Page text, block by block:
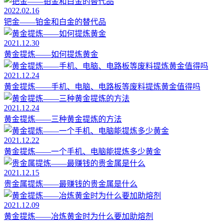
2022.02.16
钯金——铂金和白金的替代品
2021.12.30
黄金提炼——如何提炼黄金
2021.12.24
黄金提炼——手机、电脑、电路板等废料提炼黄金值得吗
2021.12.24
黄金提炼——三种黄金提炼的方法
2021.12.22
黄金提炼——一个手机、电脑能提炼多少黄金
2021.12.15
贵金属提炼——最赚钱的贵金属是什么
2021.12.09
黄金提炼——冶炼黄金时为什么要加助熔剂